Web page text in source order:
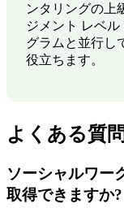
ンタリングの上
ジメント レベル
グラムと並行し
役立ちます。
よくある質問
ソーシャルワー
取得できますか?